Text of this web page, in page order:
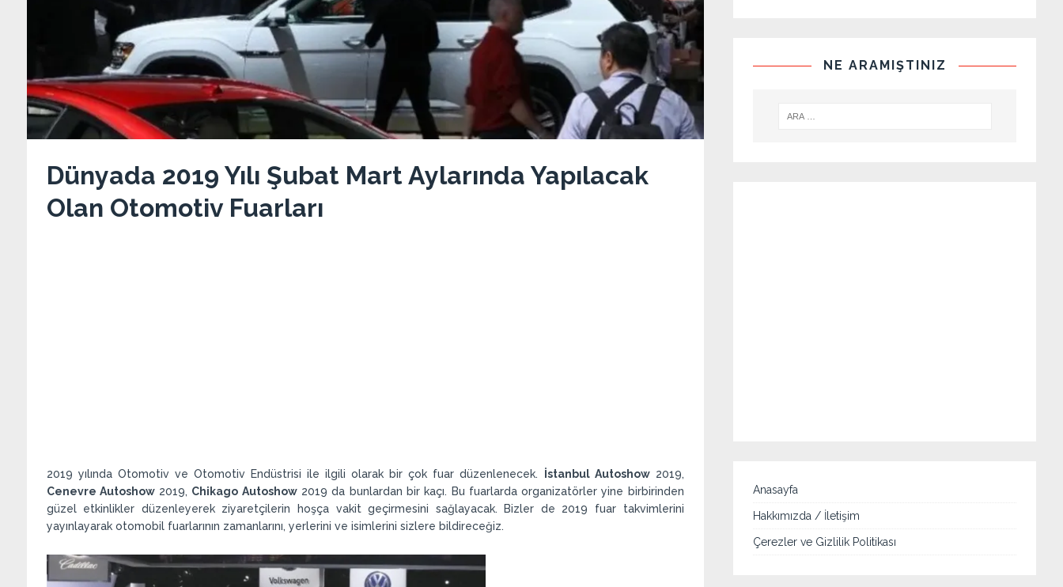
Dünyada 2019 Yılı Şubat Mart Aylarında Yapılacak
Olan Otomotiv Fuarları
2019 yılında Otomotiv ve Otomotiv Endüstrisi ile ilgili olarak bir çok fuar düzenlenecek. İstanbul Autoshow2019,
Cenevre Autoshow2019, Chikago Autoshow2019 da bunlardan bir kaçı. Bu fuarlarda organizatörler yine birbirinden
güzel etkinlikler düzenleyerek ziyaretçilerin hoşça vakit geçirmesini sağlayacak. Bizler de 2019 fuar takvimlerini
yayınlayarak otomobil fuarlarının zamanlarını, yerlerini ve isimlerini sizlere bildireceğiz.
NE ARAMIŞTINIZ
Anasayfa
Hakkımızda / İletişim
Çerezler ve Gizlilik Politikası